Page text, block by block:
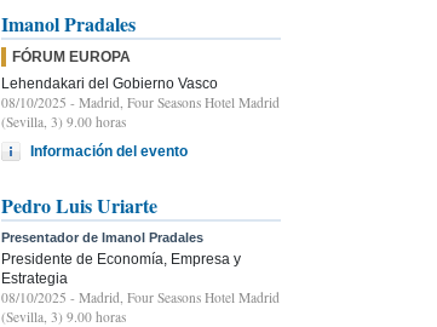
Imanol Pradales
FÓRUM EUROPA
Lehendakari del Gobierno Vasco
08/10/2025 - Madrid, Four Seasons Hotel Madrid
(Sevilla, 3) 9.00 horas
Información del evento
Pedro Luis Uriarte
Presentador de Imanol Pradales
Presidente de Economía, Empresa y
Estrategia
08/10/2025 - Madrid, Four Seasons Hotel Madrid
(Sevilla, 3) 9.00 horas